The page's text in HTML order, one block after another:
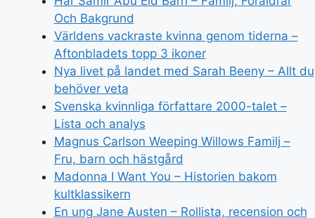
Och Bakgrund
Världens vackraste kvinna genom tiderna –
Aftonbladets topp 3 ikoner
Nya livet på landet med Sarah Beeny – Allt du
behöver veta
Svenska kvinnliga författare 2000-talet –
Lista och analys
Magnus Carlson Weeping Willows Familj –
Fru, barn och hästgård
Madonna I Want You – Historien bakom
kultklassikern
En ung Jane Austen – Rollista, recension och